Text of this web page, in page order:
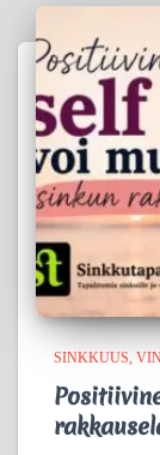
SINKKUUS